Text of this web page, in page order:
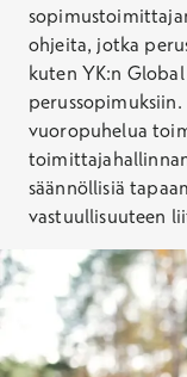
ohjeita, jotka
kuten YK:n Global
perussopimuksiin.
vuoropuhelua
säännöllisiä
vastuullisuuteen